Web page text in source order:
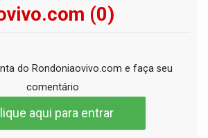
(0)
do Rondoniaovivo.com e faça seu
comentário
aqui para entrar